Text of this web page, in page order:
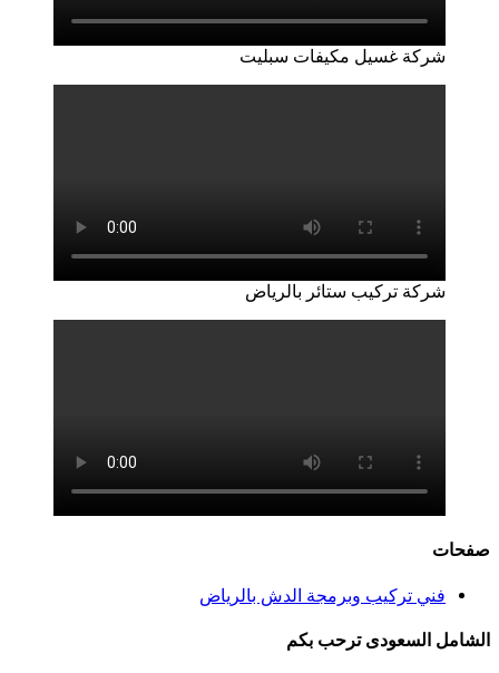
شركة غسيل مكيفات سبليت
شركة تركيب ستائر بالرياض
صفحات
فني تركيب وبرمجة الدش بالرياض
الشامل السعودى ترحب بكم